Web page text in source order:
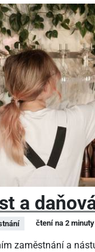
a
čtení na 2 minuty
zaměstnání a